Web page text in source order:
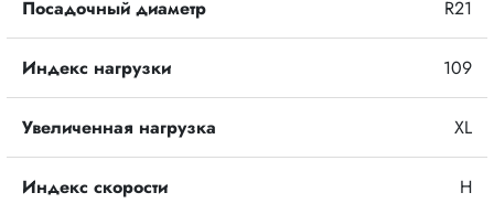
Посадочный диаметр R21
Индекс нагрузки 109
Увеличенная нагрузка XL
Индекс скорости H